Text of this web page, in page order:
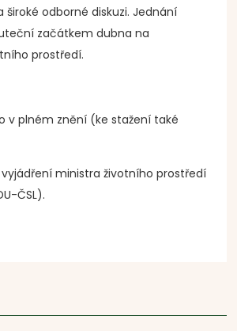
odborné diskuzi. Jednání
začátkem dubna na
prostředí.
v plném znění (ke stažení také
ministra životního prostředí
ČSL).